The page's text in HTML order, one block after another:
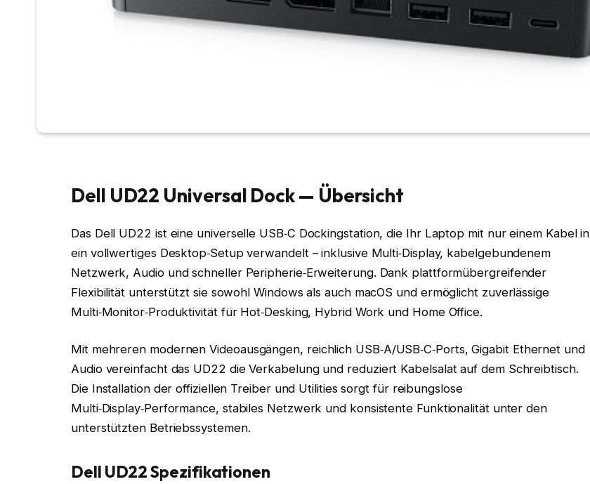
Dell UD22 Universal Dock — Übersicht
Das Dell UD22 ist eine universelle USB‑C Dockingstation, die Ihr Laptop mit nur einem Kabel in
ein vollwertiges Desktop‑Setup verwandelt – inklusive Multi‑Display, kabelgebundenem
Netzwerk, Audio und schneller Peripherie‑Erweiterung. Dank plattformübergreifender
Flexibilität unterstützt sie sowohl Windows als auch macOS und ermöglicht zuverlässige
Multi‑Monitor‑Produktivität für Hot‑Desking, Hybrid Work und Home Office.
Mit mehreren modernen Videoausgängen, reichlich USB‑A/USB‑C‑Ports, Gigabit Ethernet und
Audio vereinfacht das UD22 die Verkabelung und reduziert Kabelsalat auf dem Schreibtisch.
Die Installation der offiziellen Treiber und Utilities sorgt für reibungslose
Multi‑Display‑Performance, stabiles Netzwerk und konsistente Funktionalität unter den
unterstützten Betriebssystemen.
Dell UD22 Spezifikationen